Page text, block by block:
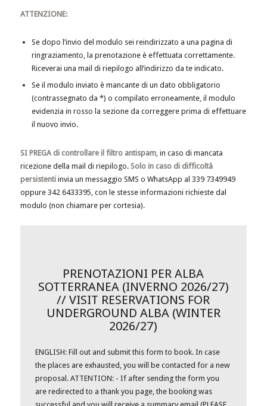
ATTENZIONE:
Se dopo l’invio del modulo sei reindirizzato a una pagina di
ringraziamento, la prenotazione è effettuata correttamente.
Riceverai una mail di riepilogo all’indirizzo da te indicato.
Se il modulo inviato è mancante di un dato obbligatorio
(contrassegnato da *) o compilato erroneamente, il modulo
evidenzia in rosso la sezione da correggere prima di effettuare
il nuovo invio.
SI PREGA di controllare il filtro antispam, in caso di mancata
ricezione della mail di riepilogo.Solo in caso di difficoltà
persistentiinvia un messaggio SMS o WhatsApp al 339 7349949
oppure 342 6433395, con le stesse informazioni richieste dal
modulo (non chiamare per cortesia).
PRENOTAZIONI PER ALBA
SOTTERRANEA (INVERNO 2026/27)
// VISIT RESERVATIONS FOR
UNDERGROUND ALBA (WINTER
2026/27)
ENGLISH: Fill out and submit this form to book. In case
the places are exhausted, you will be contacted for a new
proposal. ATTENTION: - If after sending the form you
are redirected to a thank you page, the booking was